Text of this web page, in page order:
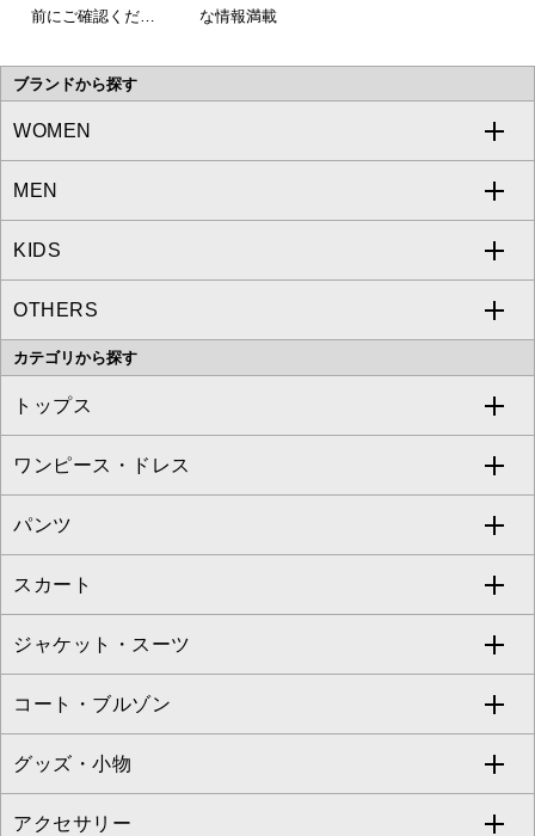
前にご確認くださ
な情報満載
ブランドから探す
WOMEN
a.v.v
MICHEL KLEIN
MK MICHEL KLEIN
OFUON le MK
MEN
a.v.v
MICHEL KLEIN HOMME
MK MICHEL KLEIN HOMME
KIDS
a.v.v
OTHERS
MK MICHEL KLEIN BAG
カテゴリから探す
トップス
すべてのトップス
カットソー・Tシャツ
ブラウス・シャツ
ニット・セーター
カーディガン
アンサンブルセット
ベスト・ジレ
ワンピース・ドレス
すべてのワンピース・ドレス
ワンピース
ドレス
チュニック
ジャンパースカート
その他のワンピース・ドレス
パンツ
すべてのパンツ
フルレングスパンツ
クロップド・半端丈パンツ
ガウチョ・ワイドパンツ
ハーフ・ショート丈パンツ
スカート
すべてのスカート
ロング・マキシ丈スカート
ひざ丈スカート
ミモレ丈スカート
ジャケット・スーツ
すべてのジャケット・スーツ
テーラードジャケット
ノーカラージャケット
コート・ブルゾン
すべてのコート・ブルゾン
トレンチコート
グッズ・小物
すべてのグッズ・小物
アクセサリー